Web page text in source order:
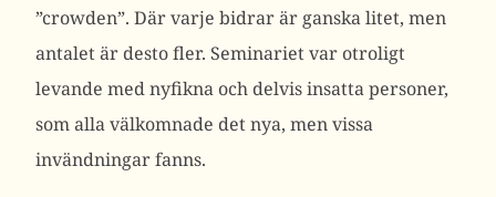
”crowden”. Där varje bidrar är ganska litet, men
antalet är desto fler. Seminariet var otroligt
levande med nyfikna och delvis insatta personer,
som alla välkomnade det nya, men vissa
invändningar fanns.